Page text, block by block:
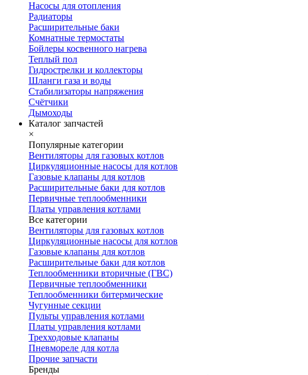
Насосы для отопления
Радиаторы
Расширительные баки
Комнатные термостаты
Бойлеры косвенного нагрева
Теплый пол
Гидрострелки и коллекторы
Шланги газа и воды
Стабилизаторы напряжения
Счётчики
Дымоходы
Каталог запчастей
×
Популярные категории
Вентиляторы для газовых котлов
Циркуляционные насосы для котлов
Газовые клапаны для котлов
Расширительные баки для котлов
Первичные теплообменники
Платы управления котлами
Все категории
Вентиляторы для газовых котлов
Циркуляционные насосы для котлов
Газовые клапаны для котлов
Расширительные баки для котлов
Теплообменники вторичные (ГВС)
Первичные теплообменники
Теплообменники битермические
Чугунные секции
Пульты управления котлами
Платы управления котлами
Трехходовые клапаны
Пневмореле для котла
Прочие запчасти
Бренды